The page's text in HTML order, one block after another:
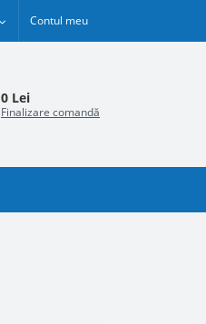
Contul meu
0 Lei
Finalizare comandă